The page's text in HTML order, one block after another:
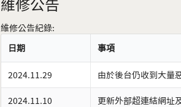
維修公告紀錄:
日期
事項
2024.11.29 由於後台仍收到大量
2024.11.10 更新外部超連結網址